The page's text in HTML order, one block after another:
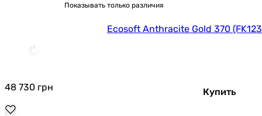
Показывать только различия
Ecosoft Anthracite Gold 370
48 730 грн Купить